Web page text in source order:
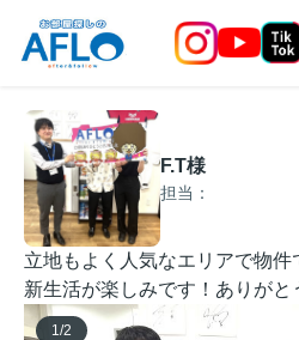
F.T様
担当：
立地もよく人気なエリアで物件
新生活が楽しみです！ありがと
1 /2